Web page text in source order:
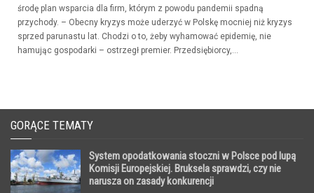
środę plan wsparcia dla firm, którym z powodu pandemii spadną
przychody. – Obecny kryzys może uderzyć w Polskę mocniej niż kryzys
sprzed parunastu lat. Chodzi o to, żeby wyhamować epidemię, nie
hamując gospodarki – ostrzegł premier. Przedsiębiorcy,...
GORĄCE TEMATY
System opodatkowania stoczni w Polsce pod lupą
Komisji Europejskiej. Bruksela sprawdzi, czy nie
narusza on zasady konkurencji